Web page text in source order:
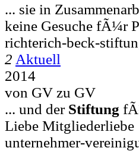
... sie in
keine Gesuche fÃ¼r
richterich-beck-
2 Aktuell
2014
von GV zu GV
... und der Stiftung
Liebe Mitgliederliebe
unternehmer-